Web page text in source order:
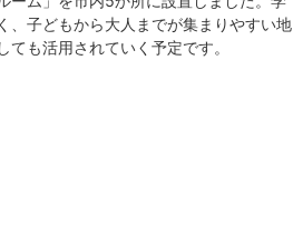
、子どもから大人までが集まりやすい地
ても活用されていく予定です。